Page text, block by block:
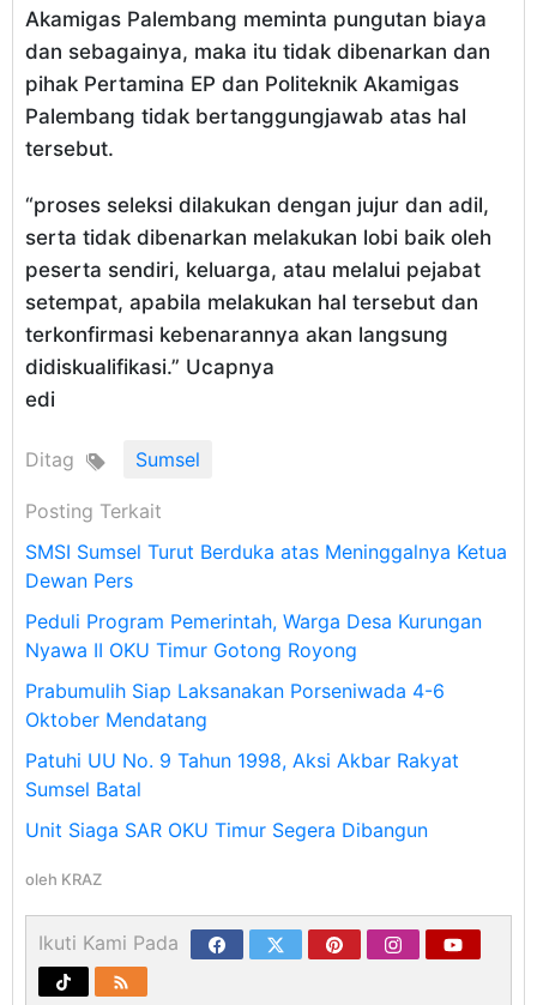
Akamigas Palembang meminta pungutan biaya
dan sebagainya, maka itu tidak dibenarkan dan
pihak Pertamina EP dan Politeknik Akamigas
Palembang tidak bertanggungjawab atas hal
tersebut.
“proses seleksi dilakukan dengan jujur dan adil,
serta tidak dibenarkan melakukan lobi baik oleh
peserta sendiri, keluarga, atau melalui pejabat
setempat, apabila melakukan hal tersebut dan
terkonfirmasi kebenarannya akan langsung
didiskualifikasi.” Ucapnya
edi
Ditag Sumsel
Posting Terkait
SMSI Sumsel Turut Berduka atas Meninggalnya Ketua
Dewan Pers
Peduli Program Pemerintah, Warga Desa Kurungan
Nyawa II OKU Timur Gotong Royong
Prabumulih Siap Laksanakan Porseniwada 4-6
Oktober Mendatang
Patuhi UU No. 9 Tahun 1998, Aksi Akbar Rakyat
Sumsel Batal
Unit Siaga SAR OKU Timur Segera Dibangun
oleh KRAZ
Ikuti Kami Pada